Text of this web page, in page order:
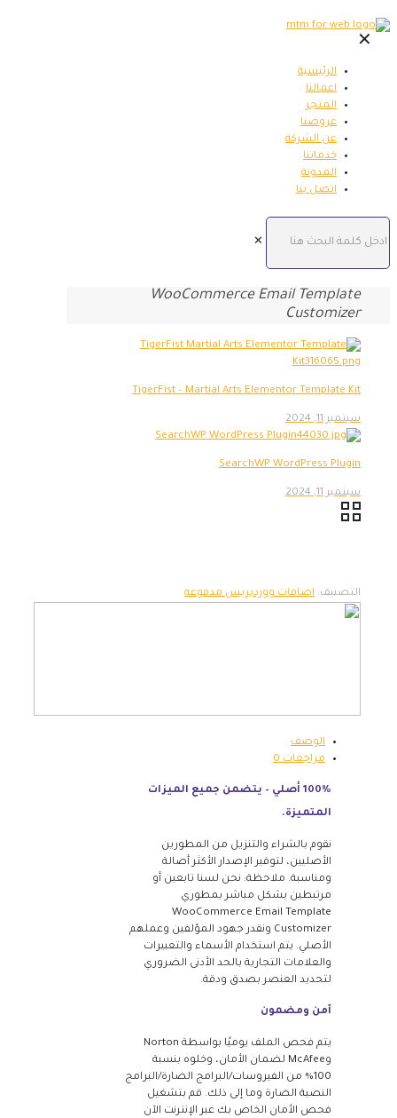
✕
الرئيسية
اعمالنا
المتجر
عروضنا
عن الشركة
خدماتنا
المدونة
اتصل بنا
✕
WooCommerce Email Template
Customizer
TigerFist – Martial Arts Elementor Template Kit
سبتمبر 11, 2024
SearchWP WordPress Plugin
سبتمبر 11, 2024
التصنيف: اضافات ووردبريس مدفوعه
الوصف
مراجعات0
100% أصلي – يتضمن جميع الميزات
المتميزة.
نقوم بالشراء والتنزيل من المطورين
الأصليين، لتوفير الإصدار الأكثر أصالة
ومناسبة. ملاحظة: نحن لسنا تابعين أو
مرتبطين بشكل مباشر بمطوري
WooCommerce Email Template
Customizer ونقدر جهود المؤلفين وعملهم
الأصلي. يتم استخدام الأسماء والتعبيرات
والعلامات التجارية بالحد الأدنى الضروري
لتحديد العنصر بصدق ودقة.
آمن ومضمون
يتم فحص الملف يوميًا بواسطة Norton
وMcAfee لضمان الأمان، وخلوه بنسبة
100% من الفيروسات/البرامج الضارة/البرامج
النصية الضارة وما إلى ذلك. قم بتشغيل
فحص الأمان الخاص بك عبر الإنترنت الآن